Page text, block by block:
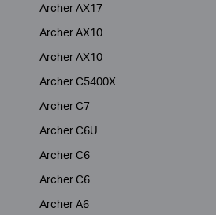
Archer AX17
Archer AX10
Archer AX10
Archer C5400X
Archer C7
Archer C6U
Archer C6
Archer C6
Archer A6